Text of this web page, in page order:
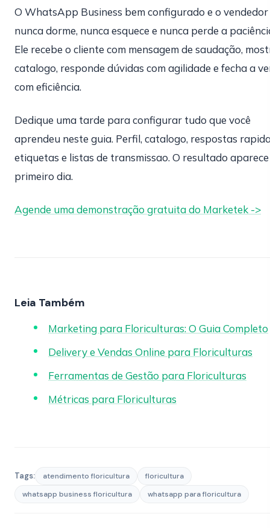
O WhatsApp Business bem configurado e o vendedor
nunca dorme, nunca esquece e nunca perde a
Ele recebe o cliente com mensagem de saudação,
catalogo, responde dúvidas com agilidade e fecha a
com eficiência.
Dedique uma tarde para configurar tudo que você
aprendeu neste guia. Perfil, catalogo, respostas
etiquetas e listas de transmissao. O resultado
primeiro dia.
Agende uma demonstração gratuita do Marketek ->
Leia Também
Marketing para Floriculturas: O Guia Completo
Delivery e Vendas Online para Floriculturas
Ferramentas de Gestão para Floriculturas
Métricas para Floriculturas
Tags: atendimento floricultura
floricultura
whatsapp business floricultura
whatsapp para floricultura